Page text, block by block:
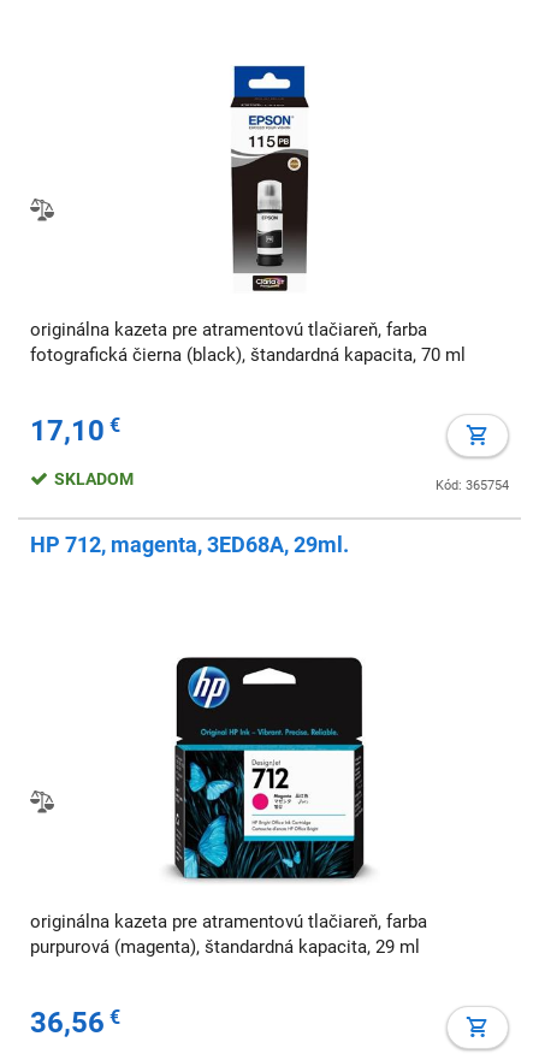
originálna kazeta pre atramentovú tlačiareň, farba
fotografická čierna (black), štandardná kapacita, 70 ml
17,10 €
Kód: 365754
SKLADOM
HP 712, magenta, 3ED68A, 29ml.
originálna kazeta pre atramentovú tlačiareň, farba
purpurová (magenta), štandardná kapacita, 29 ml
36,56 €